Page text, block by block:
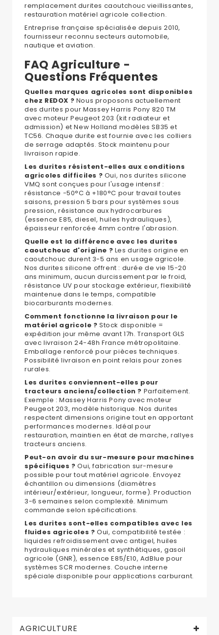
remplacement durites caoutchouc vieillissantes,
restauration matériel agricole collection.
Entreprise française spécialisée depuis 2010,
fournisseur reconnu secteurs automobile,
nautique et aviation.
FAQ Agriculture -
Questions Fréquentes
Quelles marques agricoles sont disponibles
chez REDOX ? Nous proposons actuellement
des durites pour Massey Harris Pony 820 TM
avec moteur Peugeot 203 (kit radiateur et
admission) et New Holland modèles SB35 et
TC56. Chaque durite est fournie avec les colliers
de serrage adaptés. Stock maintenu pour
livraison rapide.
Les durites résistent-elles aux conditions
agricoles difficiles ? Oui, nos durites silicone
VMQ sont conçues pour l'usage intensif :
résistance -50°C à +180°C pour travail toutes
saisons, pression 5 bars pour systèmes sous
pression, résistance aux hydrocarbures
(essence E85, diesel, huiles hydrauliques),
épaisseur renforcée 4mm contre l'abrasion.
Quelle est la différence avec les durites
caoutchouc d'origine ? Les durites origine en
caoutchouc durent 3-5 ans en usage agricole.
Nos durites silicone offrent : durée de vie 15-20
ans minimum, aucun durcissement par le froid,
résistance UV pour stockage extérieur, flexibilité
maintenue dans le temps, compatible
biocarburants modernes.
Comment fonctionne la livraison pour le
matériel agricole ? Stock disponible =
expédition jour même avant 17h. Transport GLS
avec livraison 24-48h France métropolitaine.
Emballage renforcé pour pièces techniques.
Possibilité livraison en point relais pour zones
rurales.
Les durites conviennent-elles pour
tracteurs anciens/collection ? Parfaitement.
Exemple : Massey Harris Pony avec moteur
Peugeot 203, modèle historique. Nos durites
respectent dimensions origine tout en apportant
performances modernes. Idéal pour
restauration, maintien en état de marche, rallyes
tracteurs anciens.
Peut-on avoir du sur-mesure pour machines
spécifiques ? Oui, fabrication sur-mesure
possible pour tout matériel agricole. Envoyez
échantillon ou dimensions (diamètres
intérieur/extérieur, longueur, forme). Production
3-6 semaines selon complexité. Minimum
commande selon spécifications.
Les durites sont-elles compatibles avec les
fluides agricoles ? Oui, compatibilité testée :
liquides refroidissement avec antigel, huiles
hydrauliques minérales et synthétiques, gasoil
agricole (GNR), essence E85/E10, AdBlue pour
systèmes SCR modernes. Couche interne
spéciale disponible pour applications carburant.
AGRICULTURE